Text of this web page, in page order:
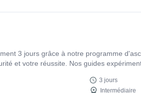
3 jours grâce à notre programme
et votre réussite. Nos guides
3 jours
Intermédiaire